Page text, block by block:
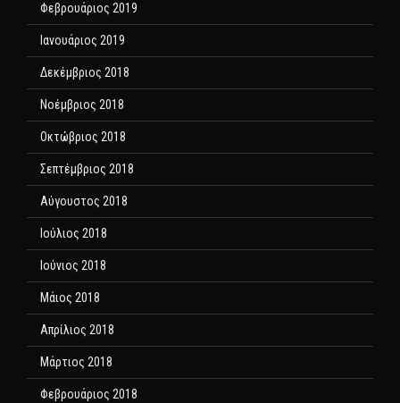
Φεβρουάριος 2019
Ιανουάριος 2019
Δεκέμβριος 2018
Νοέμβριος 2018
Οκτώβριος 2018
Σεπτέμβριος 2018
Αύγουστος 2018
Ιούλιος 2018
Ιούνιος 2018
Μάιος 2018
Απρίλιος 2018
Μάρτιος 2018
Φεβρουάριος 2018